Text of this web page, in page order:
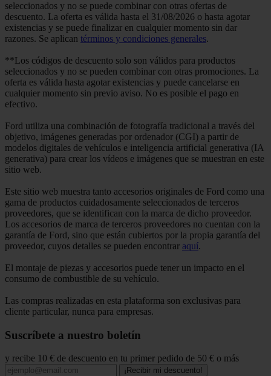
seleccionados y no se puede combinar con otras ofertas de
descuento. La oferta es válida hasta el 31/08/2026 o hasta agotar
existencias y se puede finalizar en cualquier momento sin dar
razones. Se aplican términos y condiciones generales.
**Los códigos de descuento solo son válidos para productos
seleccionados y no se pueden combinar con otras promociones. La
oferta es válida hasta agotar existencias y puede cancelarse en
cualquier momento sin previo aviso. No es posible el pago en
efectivo.
Ford utiliza una combinación de fotografía tradicional a través del
objetivo, imágenes generadas por ordenador (CGI) a partir de
modelos digitales de vehículos e inteligencia artificial generativa (IA
generativa) para crear los vídeos e imágenes que se muestran en este
sitio web.
Este sitio web muestra tanto accesorios originales de Ford como una
gama de productos cuidadosamente seleccionados de terceros
proveedores, que se identifican con la marca de dicho proveedor.
Los accesorios de marca de terceros proveedores no cuentan con la
garantía de Ford, sino que están cubiertos por la propia garantía del
proveedor, cuyos detalles se pueden encontrar aquí.
El montaje de piezas y accesorios puede tener un impacto en el
consumo de combustible de su vehículo.
Las compras realizadas en esta plataforma son exclusivas para
cliente particular, nunca para empresas.
Suscríbete a nuestro boletín
y recibe 10 € de descuento en tu primer pedido de 50 € o más
¡Recibir mi descuento!